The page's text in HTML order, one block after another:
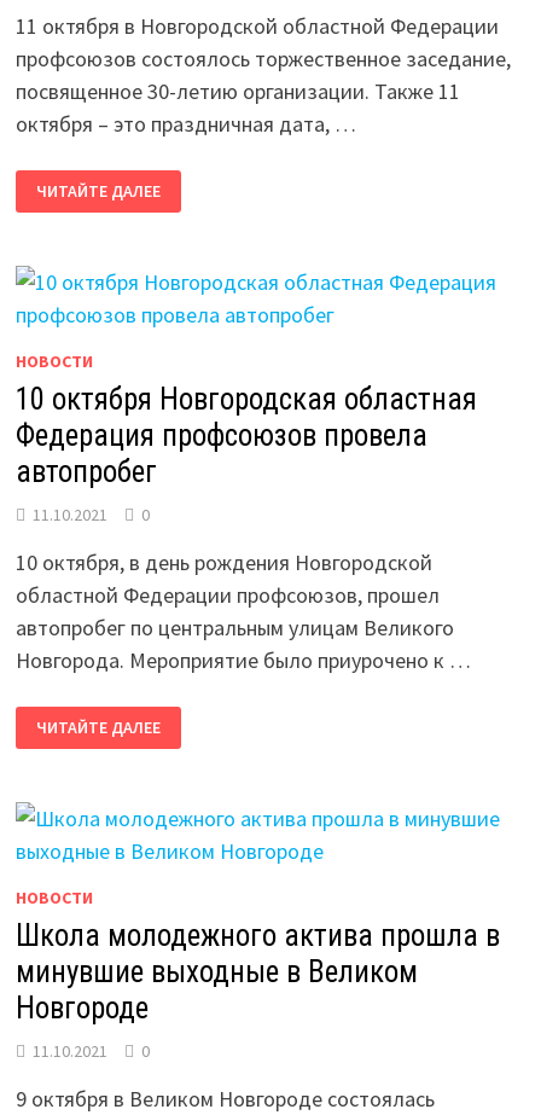
11 октября в Новгородской областной Федерации
профсоюзов состоялось торжественное заседание,
посвященное 30-летию организации. Также 11
октября – это праздничная дата, …
ЛЕТИЕ
НОФП
ЧИТАЙТЕ ДАЛЕЕ
НОВОСТИ
10 октября Новгородская областная
Федерация профсоюзов провела
автопробег
11.10.2021 0
10 октября, в день рождения Новгородской
областной Федерации профсоюзов, прошел
автопробег по центральным улицам Великого
Новгорода. Мероприятие было приурочено к …
ОКТЯБРЯ
НОВГОРОДСКАЯ
ПРОВЕЛА
ЧИТАЙТЕ ДАЛЕЕ
НОВОСТИ
Школа молодежного актива прошла в
минувшие выходные в Великом
Новгороде
11.10.2021 0
9 октября в Великом Новгороде состоялась